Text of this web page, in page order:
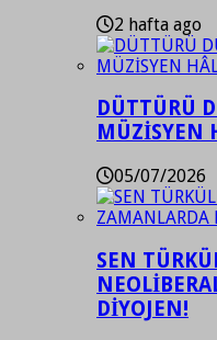
2 hafta ago
DÜTTÜRÜ
MÜZİSYEN
05/07/2026
SEN
DİYOJEN!